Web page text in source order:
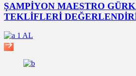
ŞAMPİYON MAESTRO
TEKLİFLERİ
1 AL